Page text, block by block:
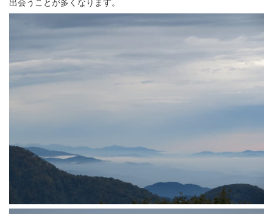
出会うことが多くなります。